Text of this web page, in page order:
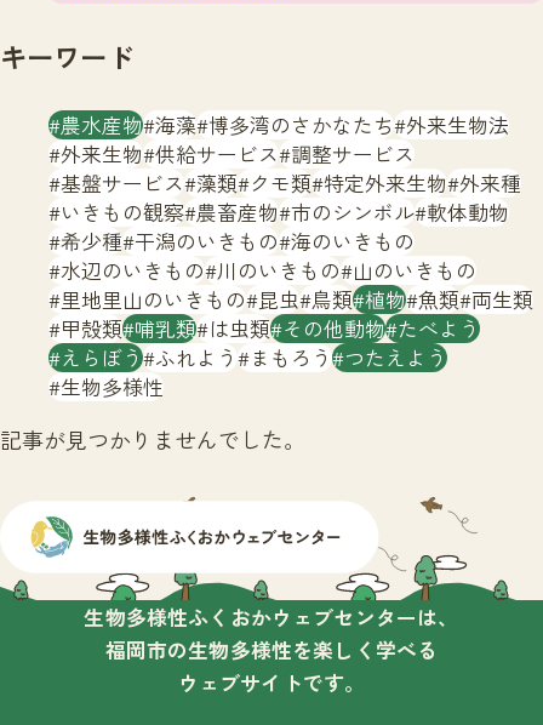
生物多様性ふくおかウェブセンターとは
サイトマップ
キーワード
農水産物 海藻 博多湾のさかなたち 外来生物法
外来生物 供給サービス 調整サービス
基盤サービス 藻類 クモ類 特定外来生物 外来種
いきもの観察 農畜産物 市のシンボル 軟体動物
希少種 干潟のいきもの 海のいきもの
水辺のいきもの 川のいきもの 山のいきもの
里地里山のいきもの 昆虫 鳥類 植物 魚類 両生類
甲殻類 哺乳類 は虫類 その他動物 たべよう
えらぼう ふれよう まもろう つたえよう
生物多様性
記事が見つかりませんでした。
生物多様性ふくおかウェブセンターは、
福岡市の生物多様性を楽しく学べる
ウェブサイトです。